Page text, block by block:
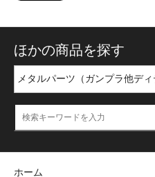
ほかの商品を探す
ホーム